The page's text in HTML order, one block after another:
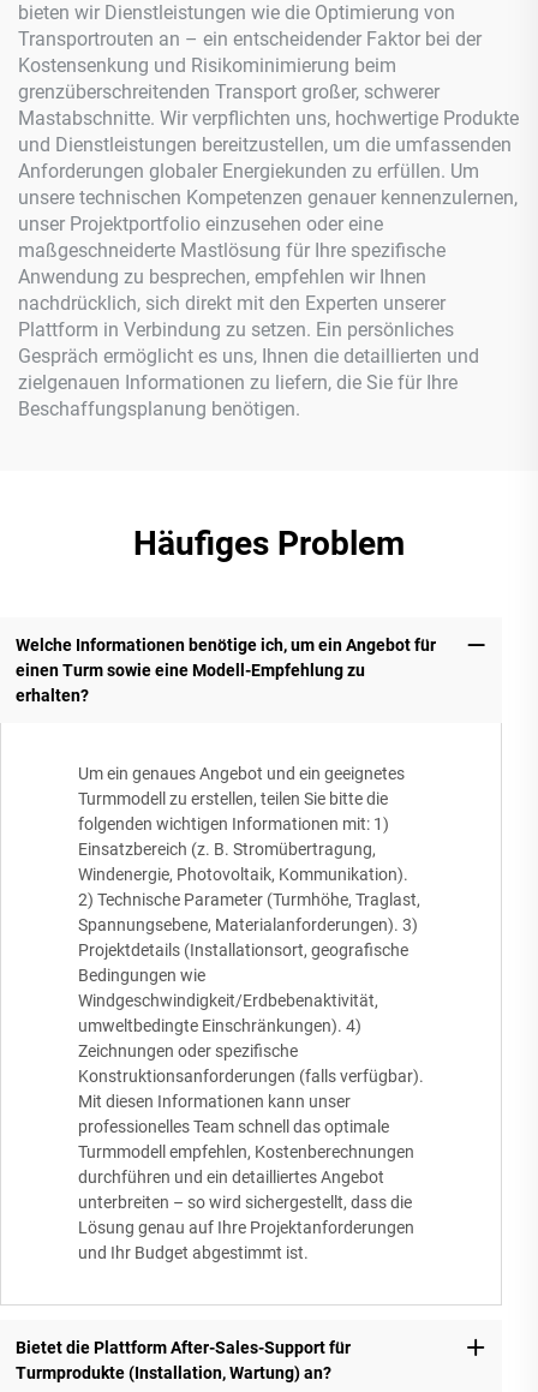
bieten wir Dienstleistungen wie die Optimierung von
Transportrouten an – ein entscheidender Faktor bei der
Kostensenkung und Risikominimierung beim
grenzüberschreitenden Transport großer, schwerer
Mastabschnitte. Wir verpflichten uns, hochwertige Produkte
und Dienstleistungen bereitzustellen, um die umfassenden
Anforderungen globaler Energiekunden zu erfüllen. Um
unsere technischen Kompetenzen genauer kennenzulernen,
unser Projektportfolio einzusehen oder eine
maßgeschneiderte Mastlösung für Ihre spezifische
Anwendung zu besprechen, empfehlen wir Ihnen
nachdrücklich, sich direkt mit den Experten unserer
Plattform in Verbindung zu setzen. Ein persönliches
Gespräch ermöglicht es uns, Ihnen die detaillierten und
zielgenauen Informationen zu liefern, die Sie für Ihre
Beschaffungsplanung benötigen.
Häufiges Problem
Welche Informationen benötige ich, um ein Angebot für
einen Turm sowie eine Modell-Empfehlung zu
erhalten?
Um ein genaues Angebot und ein geeignetes
Turmmodell zu erstellen, teilen Sie bitte die
folgenden wichtigen Informationen mit: 1)
Einsatzbereich (z. B. Stromübertragung,
Windenergie, Photovoltaik, Kommunikation).
2) Technische Parameter (Turmhöhe, Traglast,
Spannungsebene, Materialanforderungen). 3)
Projektdetails (Installationsort, geografische
Bedingungen wie
Windgeschwindigkeit/Erdbebenaktivität,
umweltbedingte Einschränkungen). 4)
Zeichnungen oder spezifische
Konstruktionsanforderungen (falls verfügbar).
Mit diesen Informationen kann unser
professionelles Team schnell das optimale
Turmmodell empfehlen, Kostenberechnungen
durchführen und ein detailliertes Angebot
unterbreiten – so wird sichergestellt, dass die
Lösung genau auf Ihre Projektanforderungen
und Ihr Budget abgestimmt ist.
Bietet die Plattform After-Sales-Support für
Turmprodukte (Installation, Wartung) an?